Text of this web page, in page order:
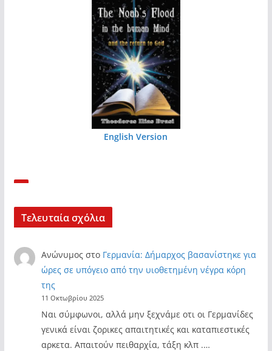
English Version
Τελευταία σχόλια
Ανώνυμος στο Γερμανία: Δήμαρχος βασανίστηκε για
ώρες σε υπόγειο από την υιοθετημένη νέγρα κόρη
της
11 Οκτωβρίου 2025
Ναι σύμφωνοι, αλλά μην ξεχνάμε οτι οι Γερμανίδες
γενικά είναι ζορικες απαιτητικές και καταπιεστικές
αρκετα. Απαιτούν πειθαρχία, τάξη κλπ .…